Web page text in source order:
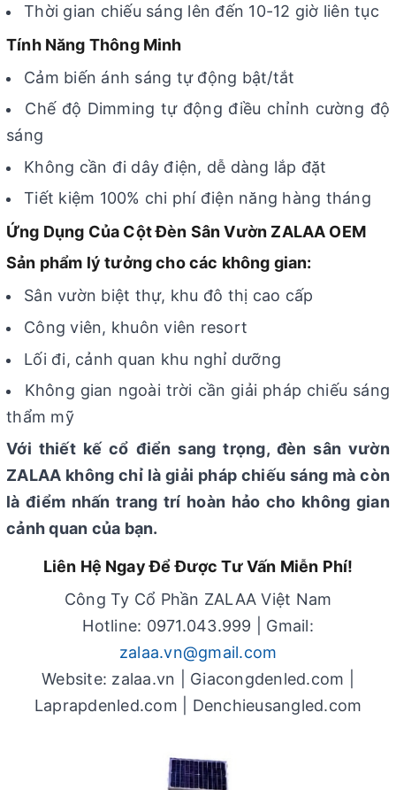
Thời gian chiếu sáng lên đến 10-12 giờ liên tục
Tính Năng Thông Minh
Cảm biến ánh sáng tự động bật/tắt
Chế độ Dimming tự động điều chỉnh cường độ
sáng
Không cần đi dây điện, dễ dàng lắp đặt
Tiết kiệm 100% chi phí điện năng hàng tháng
Ứng Dụng Của Cột Đèn Sân Vườn ZALAA OEM
Sản phẩm lý tưởng cho các không gian:
Sân vườn biệt thự, khu đô thị cao cấp
Công viên, khuôn viên resort
Lối đi, cảnh quan khu nghỉ dưỡng
Không gian ngoài trời cần giải pháp chiếu sáng
thẩm mỹ
Với thiết kế cổ điển sang trọng, đèn sân vườn
ZALAA không chỉ là giải pháp chiếu sáng mà còn
là điểm nhấn trang trí hoàn hảo cho không gian
cảnh quan của bạn.
Liên Hệ Ngay Để Được Tư Vấn Miễn Phí!
Công Ty Cổ Phần ZALAA Việt Nam
Hotline: 0971.043.999 | Gmail:
zalaa.vn@gmail.com
Website: zalaa.vn | Giacongdenled.com |
Laprapdenled.com | Denchieusangled.com